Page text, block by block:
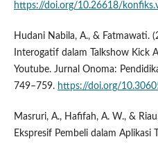
https://doi.org/10.26618/
Hudani Nabila, A., & Fatmawati.
Interogatif dalam Talkshow Kick
Youtube. Jurnal Onoma:
749–759. https://doi.org/
Masruri, A., Hafifah, A. W., &
Ekspresif Pembeli dalam Aplikasi